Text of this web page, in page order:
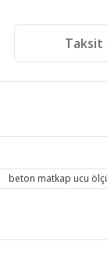
Taksit
siz yapın!
beton matkap ucu